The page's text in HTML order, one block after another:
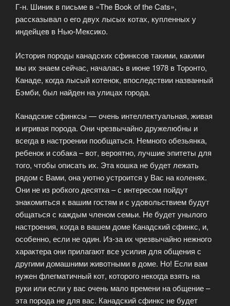
Г-н. Шиник в письме в «The Book of the Cats»,
рассказывал о его двух лысых котах, купленных у
индейцев в Нью-Мексико.
История породы канадских сфинксов такими, какими
мы их знаем сейчас, началась в июне 1978 в Торонто,
Канаде, когда лысый котенок, впоследствии названный
Бэмби, был найден на улицах города.
Канадские сфинксы — очень интеллектуальная, живая
и игривая порода. Они чрезвычайно дружелюбны и
всегда в настроении пообщаться. Немного обезьянка,
ребенок и собака – вот, вероятно, лучшие эпитеты для
того, чтобы описать их. Эта кошка не будет лежать
рядом с Вами, она уютно устроится у Вас на коленях.
Они не из робкого десятка – с интересом пойдут
знакомиться к вашим гостям и с удовольствием будут
общаться с каждым членом семьи. Не будет унылого
настроения, когда в вашем доме Канадский сфинкс, и,
особенно, если не один. Из-за их чрезвычайно нежного
характера они прилагают все усилия для общения с
другими домашними животными в доме. Но! Если вам
нужен флегматичный кот, которого некогда взять на
руки или если у вас очень мало времени на общение –
эта порода не для вас. Канадский сфинкс не будет